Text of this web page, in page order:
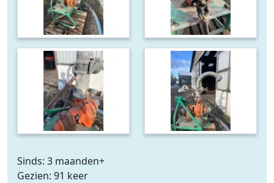
Sinds: 3 maanden+
Gezien: 91 keer